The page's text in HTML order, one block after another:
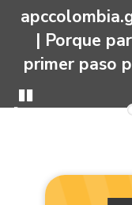
Pausar